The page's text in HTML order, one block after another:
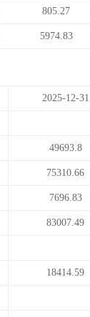
805.27
5974.83
2025-12-31
49693.8
75310.66
7696.83
83007.49
18414.59